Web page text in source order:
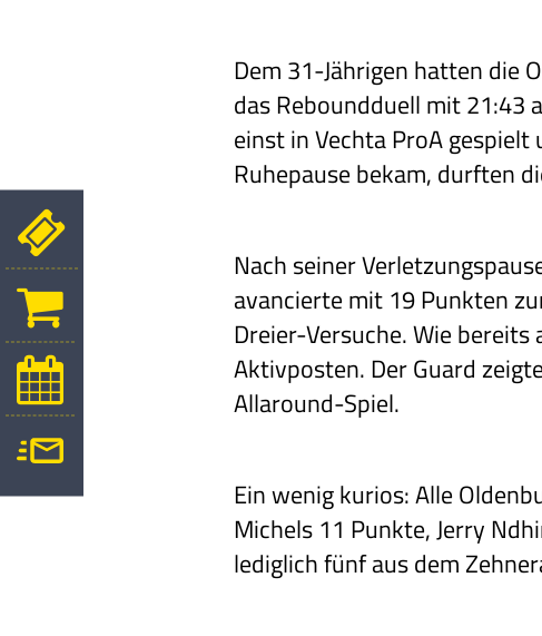
Dem 31-Jährigen hatten die
das Reboundduell mit 21:43
einst in Vechta ProA
Ruhepause bekam, durften
Nach seiner
avancierte mit 19 Punkten
Dreier-Versuche. Wie
Aktivposten. Der Guard
Allaround-Spiel.
Ein wenig kurios: Alle
Michels 11 Punkte, Jerry
lediglich fünf aus dem